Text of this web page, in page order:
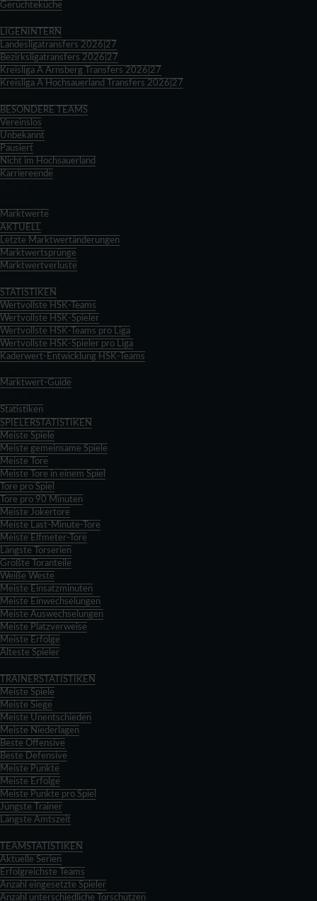
Gerüchteküche
LIGENINTERN
Landesligatransfers 2026|27
Bezirksligatransfers 2026|27
Kreisliga A Arnsberg Transfers 2026|27
Kreisliga A Hochsauerland Transfers 2026|27
BESONDERE TEAMS
Vereinslos
Unbekannt
Pausiert
Nicht im Hochsauerland
Karriereende
Marktwerte
AKTUELL
Letzte Marktwertänderungen
Marktwertsprünge
Marktwertverluste
STATISTIKEN
Wertvollste HSK-Teams
Wertvollste HSK-Spieler
Wertvollste HSK-Teams pro Liga
Wertvollste HSK-Spieler pro Liga
Kaderwert-Entwicklung HSK-Teams
Marktwert-Guide
Statistiken
SPIELERSTATISTIKEN
Meiste Spiele
Meiste gemeinsame Spiele
Meiste Tore
Meiste Tore in einem Spiel
Tore pro Spiel
Tore pro 90 Minuten
Meiste Jokertore
Meiste Last-Minute-Tore
Meiste Elfmeter-Tore
Längste Torserien
Größte Toranteile
Weiße Weste
Meiste Einsatzminuten
Meiste Einwechselungen
Meiste Auswechselungen
Meiste Platzverweise
Meiste Erfolge
Älteste Spieler
TRAINERSTATISTIKEN
Meiste Spiele
Meiste Siege
Meiste Unentschieden
Meiste Niederlagen
Beste Offensive
Beste Defensive
Meiste Punkte
Meiste Erfolge
Meiste Punkte pro Spiel
Jüngste Trainer
Längste Amtszeit
TEAMSTATISTIKEN
Aktuelle Serien
Erfolgreichste Teams
Anzahl eingesetzte Spieler
Anzahl unterschiedliche Torschützen